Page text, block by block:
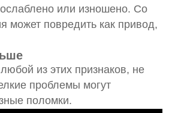
или изношено. Со
может повредить как привод,
из этих признаков, не
проблемы могут
поломки.